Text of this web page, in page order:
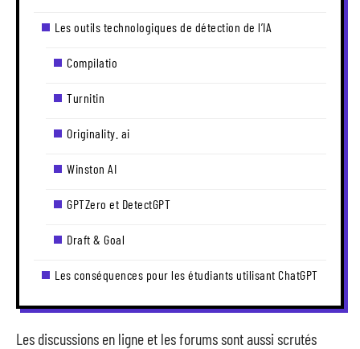
Les outils technologiques de détection de l’IA
Compilatio
Turnitin
Originality. ai
Winston AI
GPTZero et DetectGPT
Draft & Goal
Les conséquences pour les étudiants utilisant ChatGPT
Les discussions en ligne et les forums sont aussi scrutés